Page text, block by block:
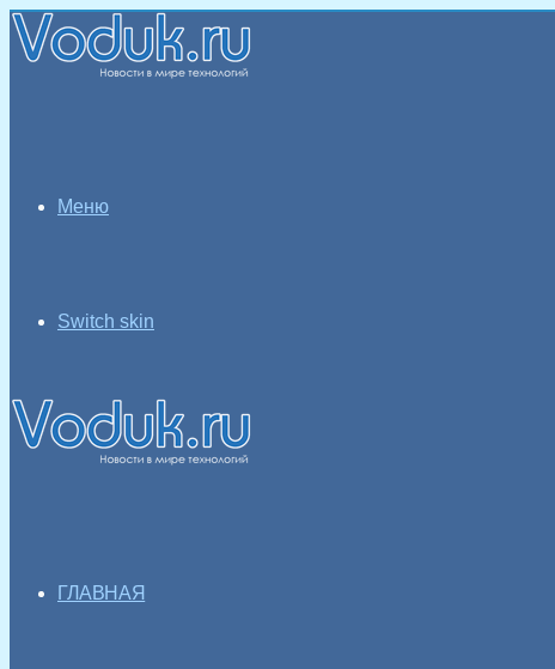
Меню
Switch skin
ГЛАВНАЯ